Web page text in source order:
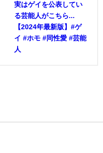
実はゲイを公表してい
る芸能人がこちら...
【2024年最新版】#ゲ
イ #ホモ #同性愛 #芸能
人